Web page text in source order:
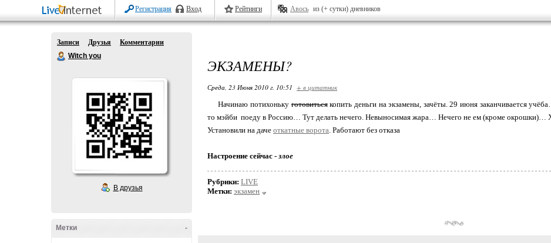
Регистрация Вход Рейтинги Авось из (+ сутки) дневников
Записи Друзья
Комментарии
Witch you
В друзья
-
Метки
ЭКЗАМЕНЫ?
Среда, 23 Июня 2010 г. 10:51 + в цитатник
Начинаю потихонькуготовитьсякопить деньги на экзамены, зачёты. 29 июня заканчивается
то мэйби поеду в Россию… Тут делать нечего. Невыносимая жара… Нечего не ем (кроме окрошки)…
Установили на даче откатные ворота. Работают без отказа
Настроение сейчас -злое
Рубрики: LIVE
Метки: экзамен